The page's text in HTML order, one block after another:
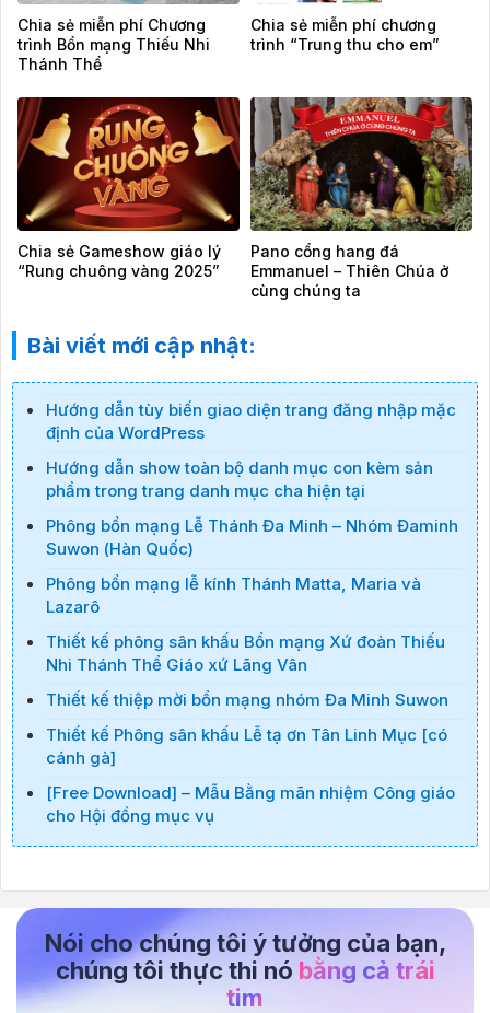
Chia sẻ miễn phí Chương
trình Bổn mạng Thiếu Nhi
Thánh Thể
Chia sẻ miễn phí chương
trình “Trung thu cho em”
Chia sẻ Gameshow giáo lý
“Rung chuông vàng 2025”
Pano cổng hang đá
Emmanuel – Thiên Chúa ở
cùng chúng ta
Bài viết mới cập nhật:
Hướng dẫn tùy biến giao diện trang đăng nhập mặc
định của WordPress
Hướng dẫn show toàn bộ danh mục con kèm sản
phẩm trong trang danh mục cha hiện tại
Phông bổn mạng Lễ Thánh Đa Minh – Nhóm Đaminh
Suwon (Hàn Quốc)
Phông bổn mạng lễ kính Thánh Matta, Maria và
Lazarô
Thiết kế phông sân khấu Bổn mạng Xứ đoàn Thiếu
Nhi Thánh Thể Giáo xứ Lãng Vân
Thiết kế thiệp mời bổn mạng nhóm Đa Minh Suwon
Thiết kế Phông sân khấu Lễ tạ ơn Tân Linh Mục [có
cánh gà]
[Free Download] – Mẫu Bằng mãn nhiệm Công giáo
cho Hội đồng mục vụ
Nói cho chúng tôi ý tưởng của bạn,
chúng tôi thực thi nó bằng cả trái
tim